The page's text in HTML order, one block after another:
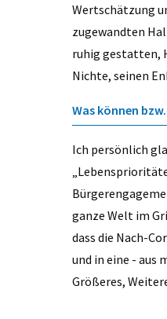
Wertschätzung
zugewandten
ruhig gestatten,
Nichte, seinen
Was können
Ich persönlich
ganze Welt im
dass die Nach-
und in eine - aus
Größeres,